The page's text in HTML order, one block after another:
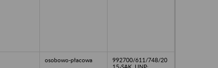
osobowo-płacowa
992700/611/748/20